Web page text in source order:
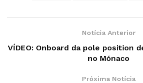
Notícia Anterior
VÍDEO: Onboard da pole position
no Mónaco
Próxima Notícia